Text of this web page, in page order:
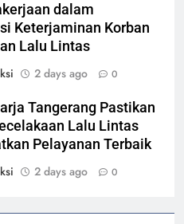
dalam
Keterjaminan Korban
Lalu Lintas
2 days ago 0
Tangerang Pastikan
Lalu Lintas
Pelayanan Terbaik
2 days ago 0